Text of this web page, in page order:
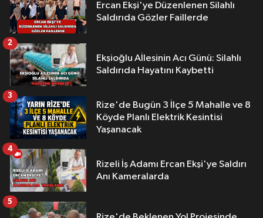
Ercan Ekşi'ye Düzenlenen Silahlı
Saldırıda Gözler Faillerde
Ekşioğlu Aİlesinin Acı Günü: Silahlı
Saldırıda Hayatını Kaybetti
2
Rize'de Bugün 3 İlçe 5 Mahalle ve 8
Köyde Planlı Elektrik Kesintisi
Yaşanacak
3
Rizeli İş Adamı Ercan Ekşi'ye Saldırı
Anı Kameralarda
4
5